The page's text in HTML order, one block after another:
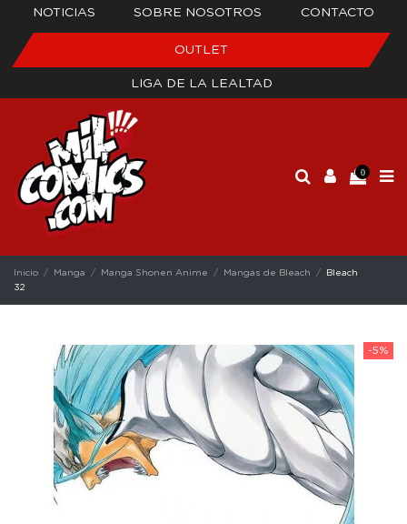
NOTICIAS SOBRE NOSOTROS CONTACTO
OUTLET
LIGA DE LA LEALTAD
0
Inicio Manga Manga Shonen Anime Mangas de Bleach
Bleach
32
-5%